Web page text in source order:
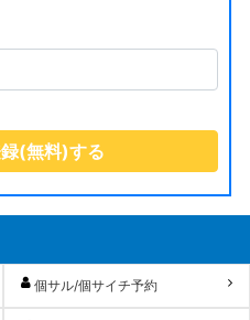
個サル/個サイチ予約